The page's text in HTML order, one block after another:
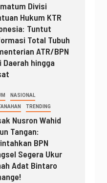
Divisi
Hukum KTR
Tuntut
Total Tubuh
ATR/BPN
Daerah hingga
NASIONAL
TRENDING
Nusron Wahid
Tangan:
BPN
Segera Ukur
Adat Bintaro